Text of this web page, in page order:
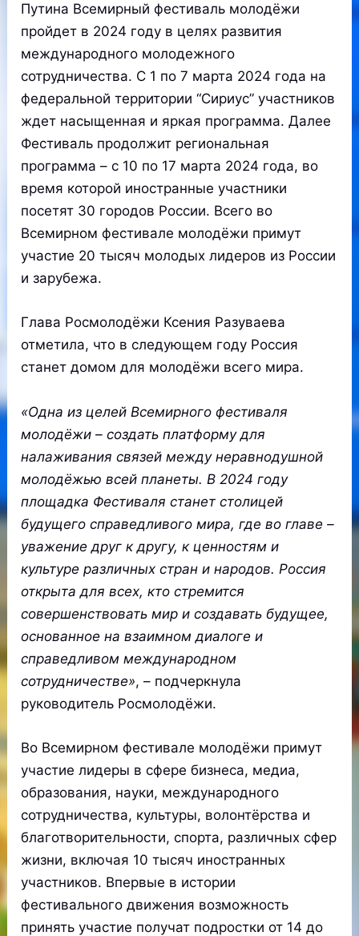
Путина Всемирный фестиваль молодёжи
пройдет в 2024 году в целях развития
международного молодежного
сотрудничества. С 1 по 7 марта 2024 года на
федеральной территории “Сириус” участников
ждет насыщенная и яркая программа. Далее
Фестиваль продолжит региональная
программа – с 10 по 17 марта 2024 года, во
время которой иностранные участники
посетят 30 городов России. Всего во
Всемирном фестивале молодёжи примут
участие 20 тысяч молодых лидеров из России
и зарубежа.
Глава Росмолодёжи Ксения Разуваева
отметила, что в следующем году Россия
станет домом для молодёжи всего мира.
«Одна из целей Всемирного фестиваля
молодёжи – создать платформу для
налаживания связей между неравнодушной
молодёжью всей планеты. В 2024 году
площадка Фестиваля станет столицей
будущего справедливого мира, где во главе –
уважение друг к другу, к ценностям и
культуре различных стран и народов. Россия
открыта для всех, кто стремится
совершенствовать мир и создавать будущее,
основанное на взаимном диалоге и
справедливом международном
сотрудничестве», – подчеркнула
руководитель Росмолодёжи.
Во Всемирном фестивале молодёжи примут
участие лидеры в сфере бизнеса, медиа,
образования, науки, международного
сотрудничества, культуры, волонтёрства и
благотворительности, спорта, различных сфер
жизни, включая 10 тысяч иностранных
участников. Впервые в истории
фестивального движения возможность
принять участие получат подростки от 14 до